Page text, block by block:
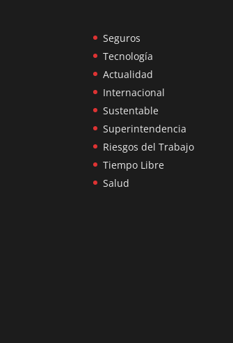
Seguros
Tecnología
Actualidad
Internacional
Sustentable
Superintendencia
Riesgos del Trabajo
Tiempo Libre
Salud